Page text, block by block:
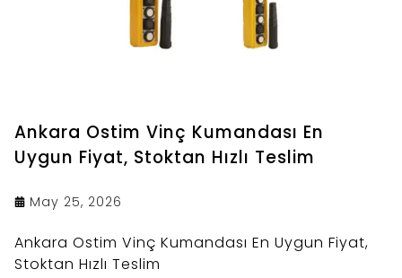
Ankara Ostim Vinç Kumandası En
Uygun Fiyat, Stoktan Hızlı Teslim
May 25, 2026
Ankara Ostim Vinç Kumandası En Uygun Fiyat,
Stoktan Hızlı Teslim